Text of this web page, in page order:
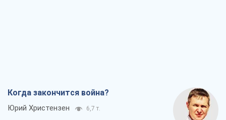
Когда закончится война?
Юрий Христензен 6,7 т.